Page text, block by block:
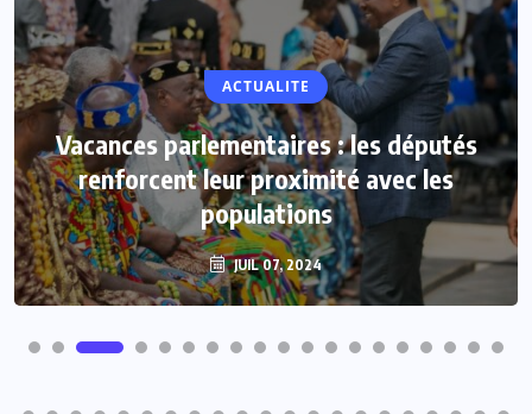
ACTUALITE
Vacances parlementaires : les députés
renforcent leur proximité avec les
populations
JUIL 07, 2024